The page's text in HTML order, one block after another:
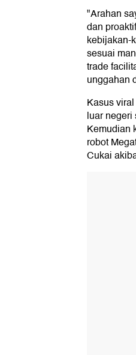
"Arahan
dan
kebijakan-
sesuai
trade
unggahan
Kasus
luar
Kemudian
robot
Cukai